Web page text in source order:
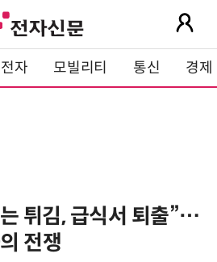
전자 모빌리티 통신 경제
튀김, 급식서 퇴출”…
전쟁